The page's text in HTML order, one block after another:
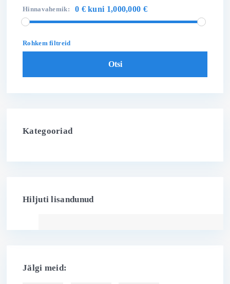
Hinnavahemik: 0 € kuni 1,000,000 €
Rohkem filtreid
Otsi
Kategooriad
Hiljuti lisandunud
Jälgi meid: